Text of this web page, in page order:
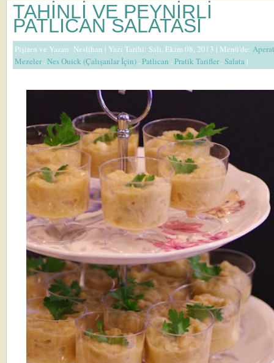
TAHİNLİ VE PEYNİRLİ
PATLICAN SALATASI
Pişiren ve Yazan: Neslihan | Yazı Tarihi: Salı, Ekim 08, 2013 | Menü'de:
Mezeler,Nes Ouick (Çalışanlar İçin) ,Patlıcan ,Pratik Tarifler,Salata |